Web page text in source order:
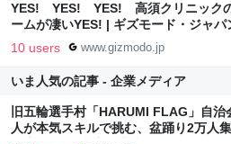
YES! YES! YES! 高須クリニックの
ームが凄いYES! | ギズモード・ジャパ
10 users www.gizmodo.jp
いま人気の記事 - 企業メディア
旧五輪選手村「HARUMI FLAG」自
人が本気スキルで挑む、盆踊り2万人